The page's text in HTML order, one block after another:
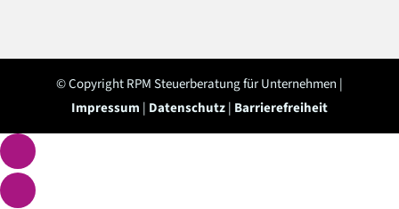
© Copyright RPM Steuerberatung für Unternehmen |
Impressum | Datenschutz| Barrierefreiheit